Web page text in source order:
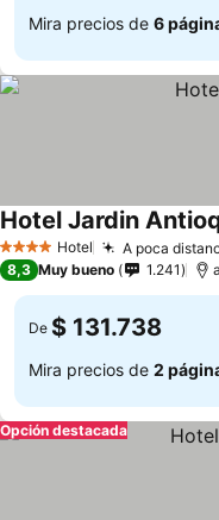
Mira precios de 6
4 EstrellasHotel A poca
Hotel Jardin
8,3 Muy bueno 1.241
De $ 131.738
Mira precios de 2
Opción destacada